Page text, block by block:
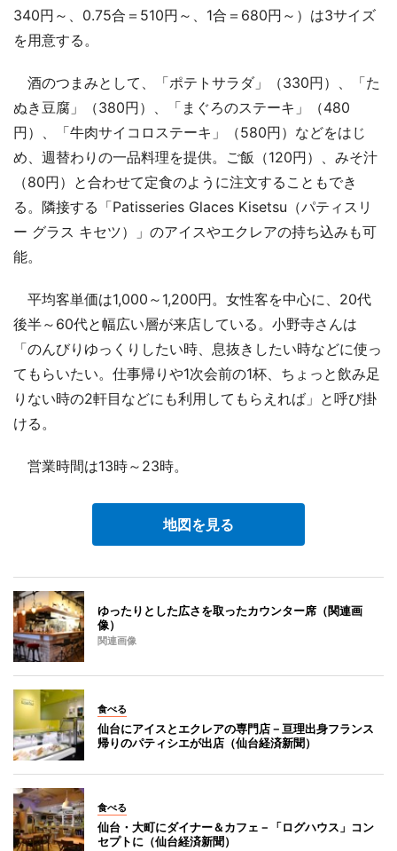
340円～、0.75合＝510円～、1合＝680円～）は3サイズ
を用意する。
酒のつまみとして、「ポテトサラダ」（330円）、「た
ぬき豆腐」（380円）、「まぐろのステーキ」（480
円）、「牛肉サイコロステーキ」（580円）などをはじ
め、週替わりの一品料理を提供。ご飯（120円）、みそ汁
（80円）と合わせて定食のように注文することもでき
る。隣接する「Patisseries Glaces Kisetsu（パティスリ
ー グラス キセツ）」のアイスやエクレアの持ち込みも可
能。
平均客単価は1,000～1,200円。女性客を中心に、20代
後半～60代と幅広い層が来店している。小野寺さんは
「のんびりゆっくりしたい時、息抜きしたい時などに使っ
てもらいたい。仕事帰りや1次会前の1杯、ちょっと飲み足
りない時の2軒目などにも利用してもらえれば」と呼び掛
ける。
営業時間は13時～23時。
地図を見る
ゆったりとした広さを取ったカウンター席（関連画
像）
関連画像
食べる
仙台にアイスとエクレアの専門店－亘理出身フランス
帰りのパティシエが出店（仙台経済新聞）
食べる
仙台・大町にダイナー＆カフェ－「ログハウス」コン
セプトに（仙台経済新聞）